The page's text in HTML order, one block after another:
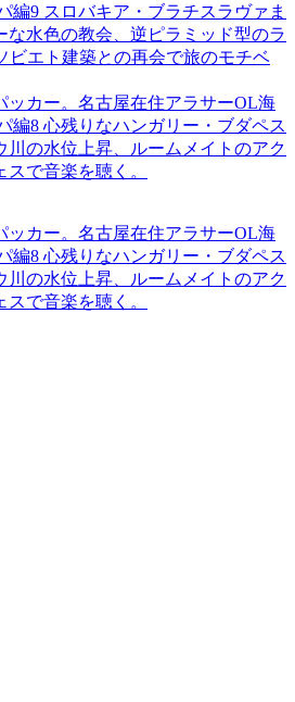
編9 スロバキア・ブラチスラヴァま
な水色の教会、逆ピラミッド型のラ
ビエト建築との再会で旅のモチベ
ッカー。名古屋在住アラサーOL海
編8 心残りなハンガリー・ブダペス
川の水位上昇、ルームメイトのアク
で音楽を聴く。
ッカー。名古屋在住アラサーOL海
編8 心残りなハンガリー・ブダペス
川の水位上昇、ルームメイトのアク
で音楽を聴く。